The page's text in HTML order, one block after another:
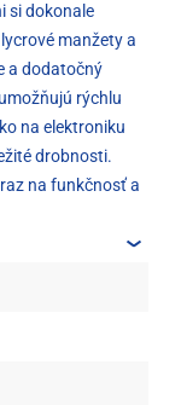
si dokonale
manžety a
a dodatočný
rýchlu
na elektroniku
drobnosti.
na funkčnosť a